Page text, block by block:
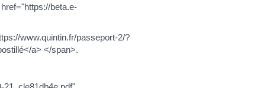
beta.e-
www.quintin.fr/passeport-2/?
a> </span>.